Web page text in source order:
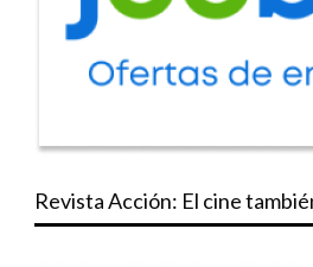
Revista Acción: El cine